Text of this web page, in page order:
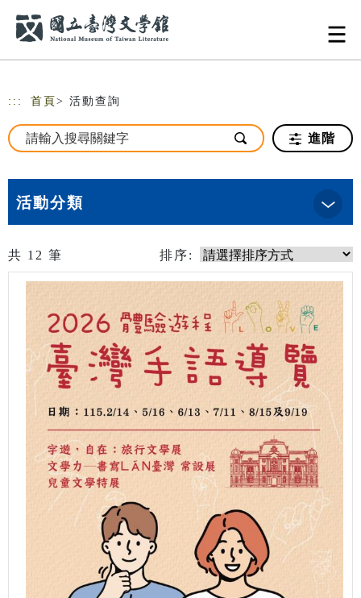
::: 首頁 > 活動查詢
進階
活動分類
共 12 筆 排序: